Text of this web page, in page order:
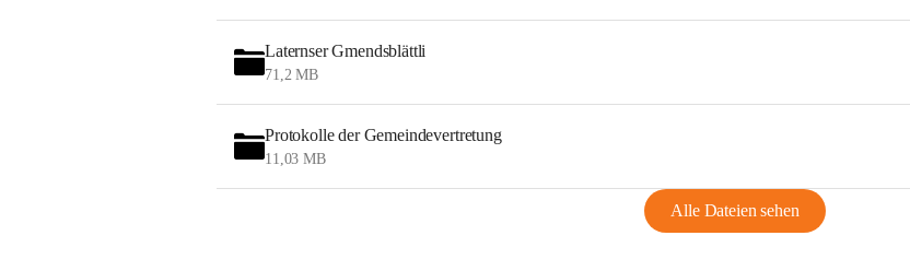
Laternser Gmendsblättli
71,2 MB
Protokolle der Gemeindevertretung
11,03 MB
Alle Dateien sehen